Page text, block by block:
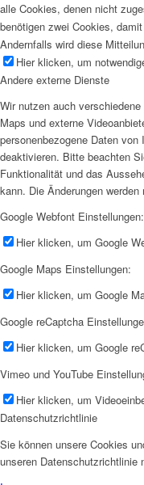
alle Cookies, denen nicht
benötigen zwei Cookies,
Andernfalls wird diese
Hier klicken, um
Andere externe Dienste
Wir nutzen auch
Maps und externe
personenbezogene Daten
deaktivieren. Bitte beachten
Funktionalität und das
kann. Die Änderungen
Google Webfont Einstellungen:
Hier klicken, um Google
Google Maps Einstellungen:
Hier klicken, um Google
Google reCaptcha
Hier klicken, um Google
Vimeo und YouTube
Hier klicken, um
Datenschutzrichtlinie
Sie können unsere Cookies
unseren Datenschutzrichtlinie